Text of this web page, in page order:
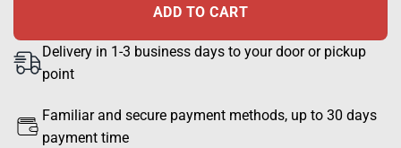
ADD TO CART
Delivery in 1-3 business days to your door or pickup
point
Familiar and secure payment methods, up to 30 days
payment time